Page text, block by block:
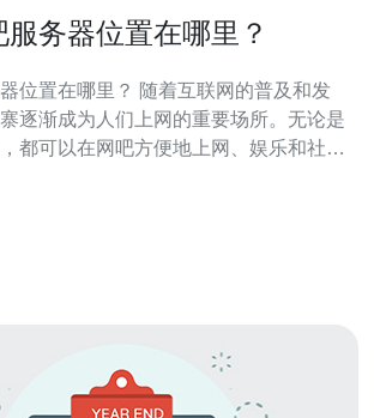
务器位置在哪里？
？ 随着互联网的普及和发
逐渐成为人们上网的重要场所。无论是
都可以在网吧方便地上网、娱乐和社
据和信息，还负责提供稳定、高速的网